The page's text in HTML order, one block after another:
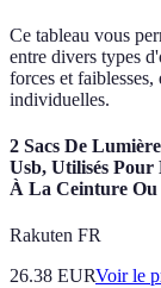
Ce tableau vous
entre divers types
forces et
individuelles.
2 Sacs De
Usb, Utilisés
À La Ceinture
Rakuten FR
26.38 EURVoir le